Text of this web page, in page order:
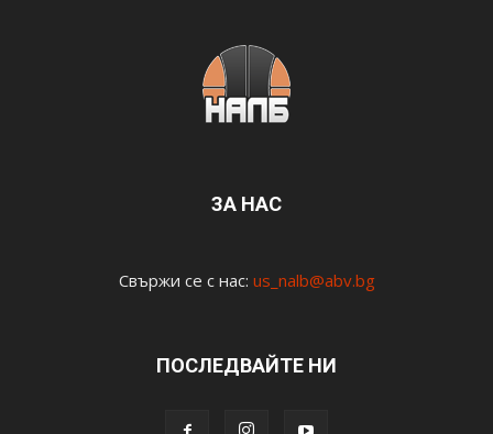
ЗА НАС
Свържи се с нас: us_nalb@abv.bg
ПОСЛЕДВАЙТЕ НИ